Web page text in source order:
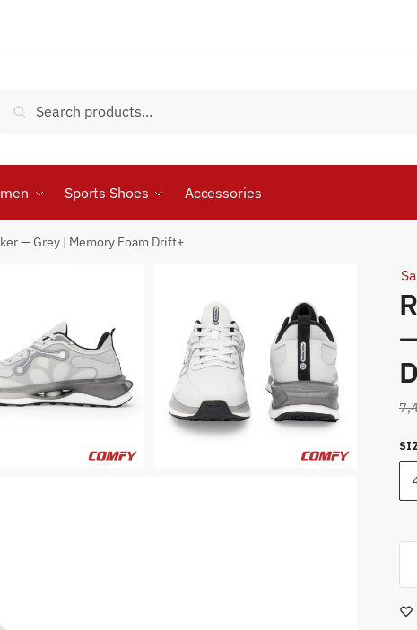
for:
Sports Shoes Accessories
— Grey | Memory Foam Drift+